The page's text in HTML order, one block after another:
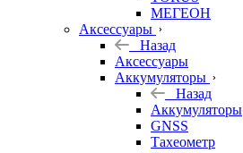
МЕГЕОН
Аксессуары
Назад
Аксессуары
Аккумуляторы
Назад
Аккумуляторы
GNSS
Тахеометр